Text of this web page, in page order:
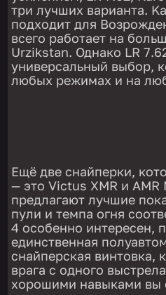
три лучших варианта.
подходит для
всего работает на
Urzikstan. Однако LR
универсальный выбор,
любых режимах и на
Ещё две снайперки,
— это Victus XMR и AMR
предлагают лучшие
пули и темпа огня
4 особенно интересен,
единственная
снайперская винтовка,
врага с одного
хорошими навыками вы